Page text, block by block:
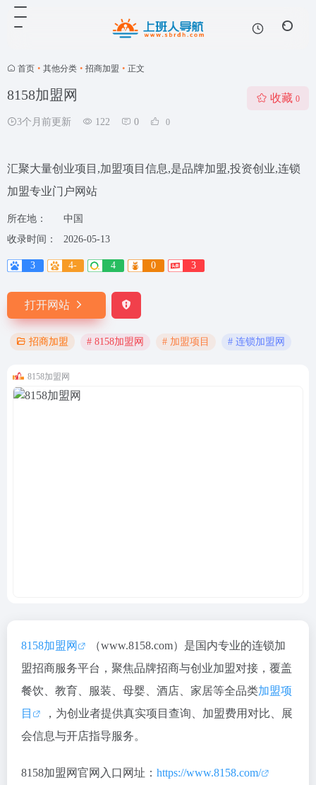
首页 • 其他分类 • 招商加盟 • 正文
8158加盟网
3个月前更新 122 0 0
收藏 0
汇聚大量创业项目,加盟项目信息,是品牌加盟,投资创业,连锁
加盟专业门户网站
所在地：
中国
收录时间：
2026-05-13
3 4- 4 0 3
打开网站
招商加盟 # 8158加盟网 # 加盟项目 # 连锁加盟网
8158加盟网
8158加盟网
（www.8158.com）是国内专业的连锁加
盟招商服务平台，聚焦品牌招商与创业加盟对接，覆盖
餐饮、教育、服装、母婴、酒店、家居等全品类加盟项
目
，为创业者提供真实项目查询、加盟费用对比、展
会信息与开店指导服务。
8158加盟网官网入口网址： https://www.8158.com/